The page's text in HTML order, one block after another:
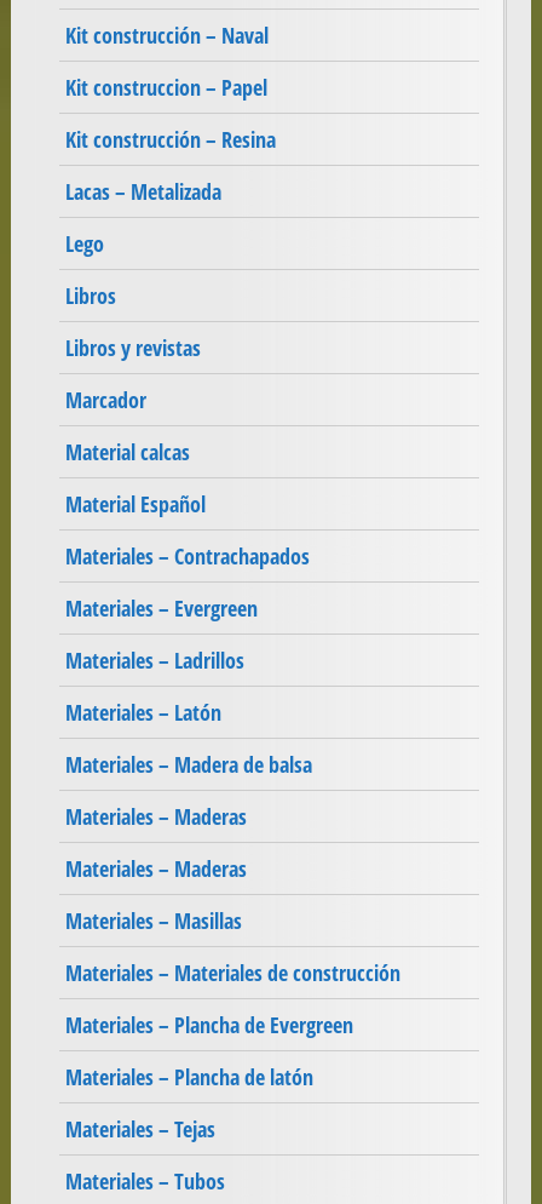
Kit construcción – Naval
Kit construccion – Papel
Kit construcción – Resina
Lacas – Metalizada
Lego
Libros
Libros y revistas
Marcador
Material calcas
Material Español
Materiales – Contrachapados
Materiales – Evergreen
Materiales – Ladrillos
Materiales – Latón
Materiales – Madera de balsa
Materiales – Maderas
Materiales – Maderas
Materiales – Masillas
Materiales – Materiales de construcción
Materiales – Plancha de Evergreen
Materiales – Plancha de latón
Materiales – Tejas
Materiales – Tubos